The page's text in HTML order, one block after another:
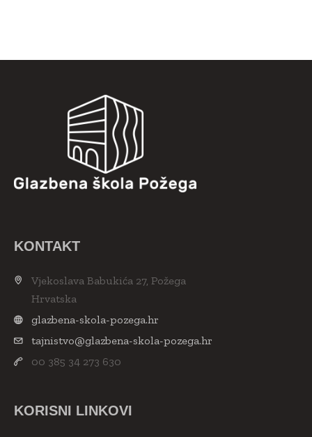
KONTAKT
Vjekoslava Babukića 27, Požega
Hrvatska
glazbena-skola-pozega.hr
tajnistvo@glazbena-skola-pozega.hr
00 385 34 273 630
KORISNI LINKOVI